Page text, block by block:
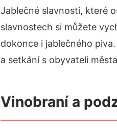
Jablečné slavnosti, které
slavnostech si můžete
dokonce i jablečného
a setkání s obyvateli
Vinobraní a